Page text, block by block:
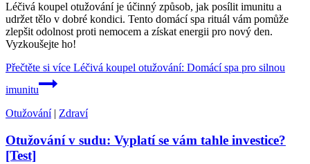
Léčivá koupel otužování je účinný způsob, jak posílit imunitu a
udržet tělo v dobré kondici. Tento domácí spa rituál vám pomůže
zlepšit odolnost proti nemocem a získat energii pro nový den.
Vyzkoušejte ho!
Přečtěte si více Léčivá koupel otužování: Domácí spa pro silnou
imunitu
Otužování| Zdraví
Otužování v sudu: Vyplatí se vám tahle investice?
[Test]